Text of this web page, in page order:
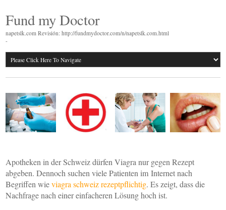
Fund my Doctor
napetslk.com Revisión: http://fundmydoctor.com/n/napetslk.com.html
-
Apotheken in der Schweiz dürfen Viagra nur gegen Rezept
abgeben. Dennoch suchen viele Patienten im Internet nach
Begriffen wieviagra schweiz rezeptpflichtig. Es zeigt, dass die
Nachfrage nach einer einfacheren Lösung hoch ist.